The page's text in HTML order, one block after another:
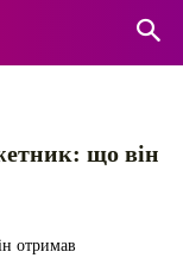
що він